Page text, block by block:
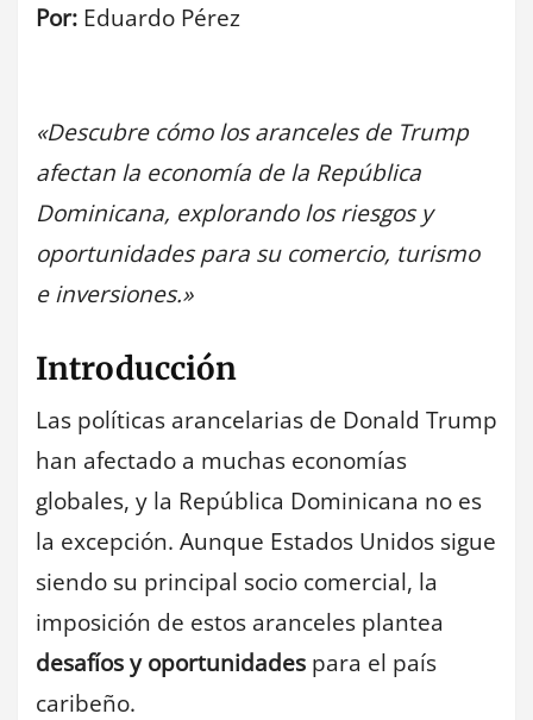
Por: Eduardo Pérez
«Descubre cómo los aranceles de Trump
afectan la economía de la República
Dominicana, explorando los riesgos y
oportunidades para su comercio, turismo
e inversiones.»
Introducción
Las políticas arancelarias de Donald Trump
han afectado a muchas economías
globales, y la República Dominicana no es
la excepción. Aunque Estados Unidos sigue
siendo su principal socio comercial, la
imposición de estos aranceles plantea
desafíos y oportunidades para el país
caribeño.